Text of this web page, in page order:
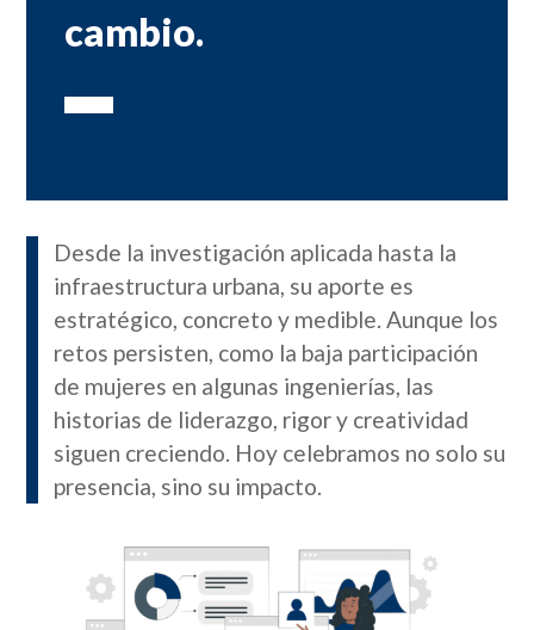
cambio.
Desde la investigación aplicada hasta la
infraestructura urbana, su aporte es
estratégico, concreto y medible. Aunque los
retos persisten, como la baja participación
de mujeres en algunas ingenierías, las
historias de liderazgo, rigor y creatividad
siguen creciendo. Hoy celebramos no solo su
presencia, sino su impacto.